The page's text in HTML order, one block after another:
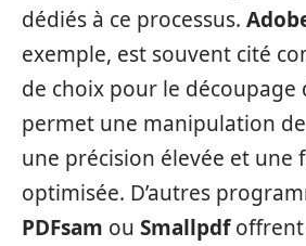
dédiés à ce processus.
exemple, est souvent cité
de choix pour le découpage
permet une manipulation
une précision élevée et une
optimisée. D’autres
PDFsam ou Smallpdfoffrent